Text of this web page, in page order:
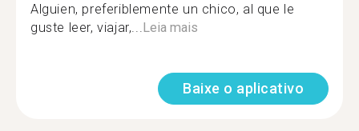
Alguien, preferiblemente un chico, al que le
guste leer, viajar,...Leia mais
Baixe o aplicativo